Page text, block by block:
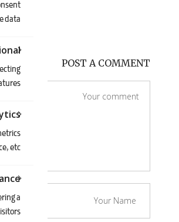
data.
etc.
a
POST A COMMENT